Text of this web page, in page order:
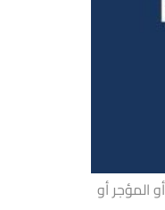
المؤجر أو